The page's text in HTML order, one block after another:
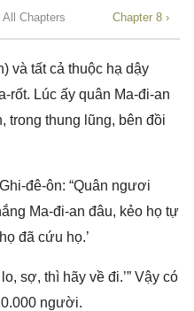
Chapters Chapter 8 ›
và tất cả thuộc hạ dậy
rốt. Lúc ấy quân Ma-đi-an
trong thung lũng, bên đồi
đê-ôn: “Quân ngươi
Ma-đi-an đâu, kẻo họ tự
đã cứu họ.’
sợ, thì hãy về đi.’” Vậy có
người.